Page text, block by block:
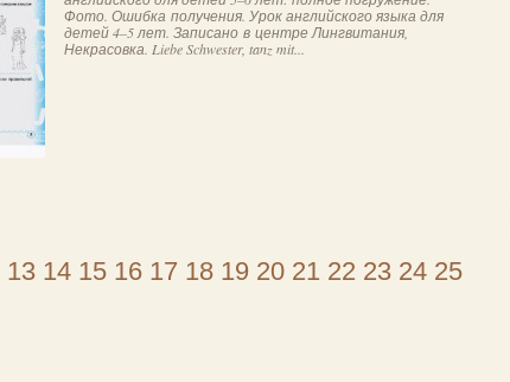
Фото. Ошибка получения. Урок английского языка для
детей 4–5 лет. Записано в центре Лингвитания,
Некрасовка. Liebe Schwester, tanz mit...
13 14 15 16 17 18 19 20 21 22 23 24 25